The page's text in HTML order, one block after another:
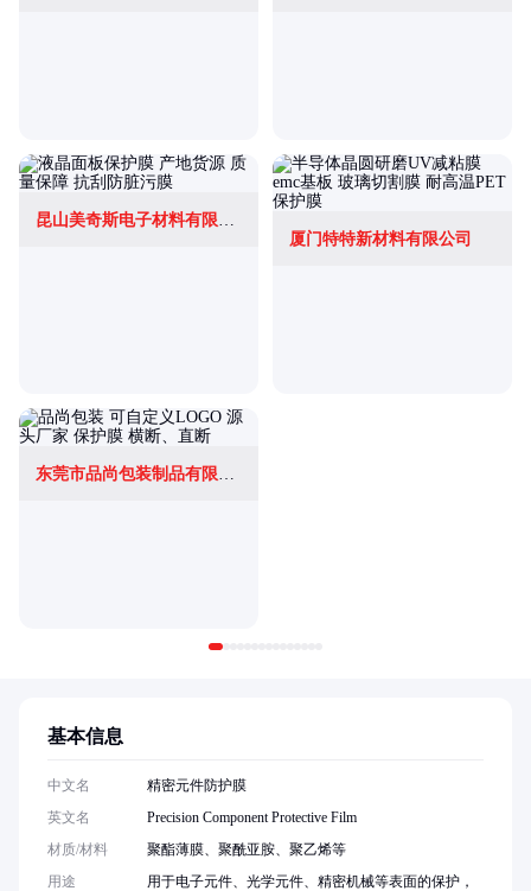
昆山美奇斯电子材料有限公司
厦门特特新材料有限公司
东莞市品尚包装制品有限公司
基本信息
中文名
精密元件防护膜
英文名
Precision Component Protective Film
材质/材料
聚酯薄膜、聚酰亚胺、聚乙烯等
用途
用于电子元件、光学元件、精密机械等表面的保护，